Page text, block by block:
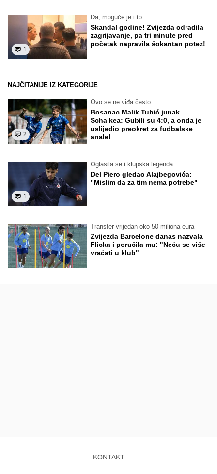
1
Da, moguće je i to
Skandal godine! Zvijezda odradila
zagrijavanje, pa tri minute pred
početak napravila šokantan potez!
NAJČITANIJE IZ KATEGORIJE
2
Ovo se ne viđa često
Bosanac Malik Tubić junak
Schalkea: Gubili su 4:0, a onda je
uslijedio preokret za fudbalske
anale!
1
Oglasila se i klupska legenda
Del Piero gledao Alajbegovića:
"Mislim da za tim nema potrebe"
Transfer vrijedan oko 50 miliona eura
Zvijezda Barcelone danas nazvala
Flicka i poručila mu: "Neću se više
vraćati u klub"
KONTAKT